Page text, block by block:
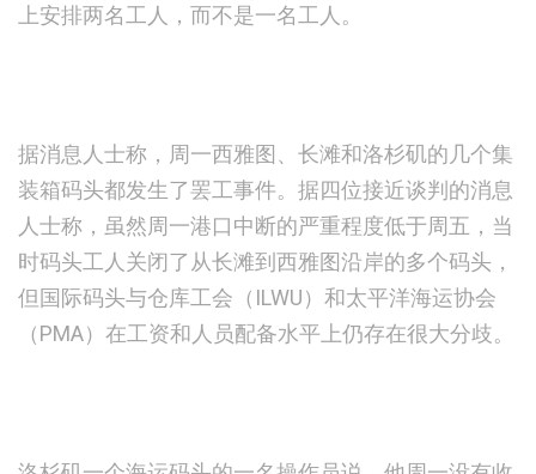
上安排两名工人，而不是一名工人。
据消息人士称，周一西雅图、长滩和洛杉矶的几个集
装箱码头都发生了罢工事件。据四位接近谈判的消息
人士称，虽然周一港口中断的严重程度低于周五，当
时码头工人关闭了从长滩到西雅图沿岸的多个码头，
但国际码头与仓库工会（ILWU）和太平洋海运协会
（PMA）在工资和人员配备水平上仍存在很大分歧。